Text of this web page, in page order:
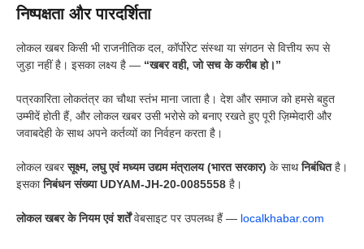
निष्पक्षता और पारदर्शिता
लोकल खबर किसी भी राजनीतिक दल, कॉर्पोरेट संस्था या संगठन से वित्तीय रूप से
जुड़ा नहीं है। इसका लक्ष्य है — “खबर वही, जो सच के करीब हो।”
पत्रकारिता लोकतंत्र का चौथा स्तंभ माना जाता है। देश और समाज को हमसे बहुत
उम्मीदें होती हैं, और लोकल खबर उसी भरोसे को बनाए रखते हुए पूरी ज़िम्मेदारी और
जवाबदेही के साथ अपने कर्तव्यों का निर्वहन करता है।
लोकल खबरसूक्ष्म, लघु एवं मध्यम उद्यम मंत्रालय (भारत सरकार) के साथनिबंधितहै।
इसकानिबंधन संख्या UDYAM-JH-20-0085558 है।
लोकल खबर के नियम एवं शर्तेंवेबसाइट पर उपलब्ध हैं — localkhabar.com